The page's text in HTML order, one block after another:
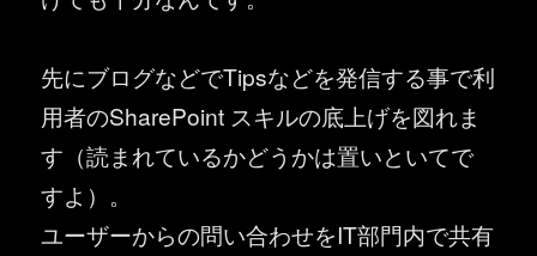
先にブログなどでTipsなどを発信する事で利
用者のSharePoint スキルの底上げを図れま
す（読まれているかどうかは置いといてで
すよ）。
ユーザーからの問い合わせをIT部門内で共有